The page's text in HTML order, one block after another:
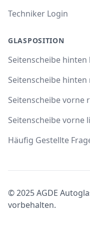
Techniker Login
GLASPOSITION
Seitenscheibe hinten
Seitenscheibe hinten
Seitenscheibe vorne
Seitenscheibe vorne
Häufig Gestellte
© 2025 AGDE
vorbehalten.